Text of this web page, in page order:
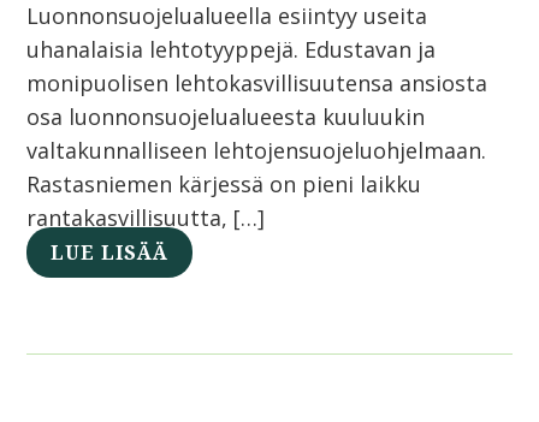
Luonnonsuojelualueella esiintyy useita
uhanalaisia lehtotyyppejä. Edustavan ja
monipuolisen lehtokasvillisuutensa ansiosta
osa luonnonsuojelualueesta kuuluukin
valtakunnalliseen lehtojensuojeluohjelmaan.
Rastasniemen kärjessä on pieni laikku
rantakasvillisuutta, […]
LUE LISÄÄ